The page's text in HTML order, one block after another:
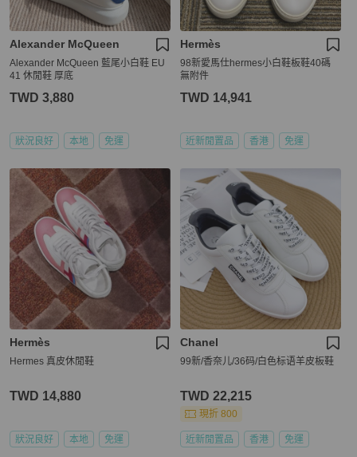
Alexander McQueen
Alexander McQueen 藍尾小白鞋 EU
41 休閒鞋 厚底
TWD 3,880
狀況良好 本地 免運
Hermès
98新愛馬仕hermes小白鞋板鞋40碼
無附件
TWD 14,941
近新閒置品 香港 免運
Hermès
Hermes 真皮休閒鞋
TWD 14,880
狀況良好 本地 免運
Chanel
99新/香奈儿/36码/白色标语羊皮板鞋
TWD 22,215
現折 800
近新閒置品 香港 免運